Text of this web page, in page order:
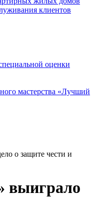
клиентов
оценки
мастерства «Лучший
о защите чести и
выиграло